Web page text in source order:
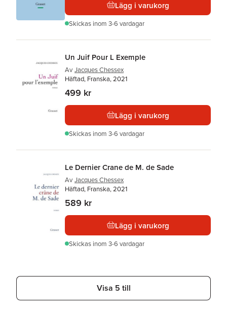
Lägg i varukorg
Skickas inom 3-6 vardagar
Un Juif Pour L Exemple
Av Jacques Chessex
Häftad, Franska, 2021
499 kr
Lägg i varukorg
Skickas inom 3-6 vardagar
Le Dernier Crane de M. de Sade
Av Jacques Chessex
Häftad, Franska, 2021
589 kr
Lägg i varukorg
Skickas inom 3-6 vardagar
Visa 5 till